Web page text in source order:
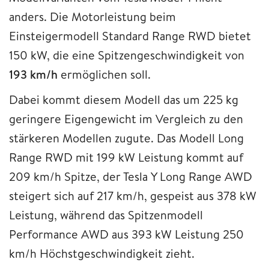
anders. Die Motorleistung beim
Einsteigermodell Standard Range RWD bietet
150 kW, die eine Spitzengeschwindigkeit von
193 km/h ermöglichen soll.
Dabei kommt diesem Modell das um 225 kg
geringere Eigengewicht im Vergleich zu den
stärkeren Modellen zugute. Das Modell Long
Range RWD mit 199 kW Leistung kommt auf
209 km/h Spitze, der Tesla Y Long Range AWD
steigert sich auf 217 km/h, gespeist aus 378 kW
Leistung, während das Spitzenmodell
Performance AWD aus 393 kW Leistung 250
km/h Höchstgeschwindigkeit zieht.